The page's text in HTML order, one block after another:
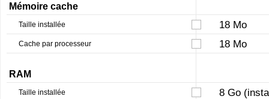
Mémoire cache
Taille installée 18 Mo
Cache par processeur 18 Mo
RAM
Taille installée 8 Go